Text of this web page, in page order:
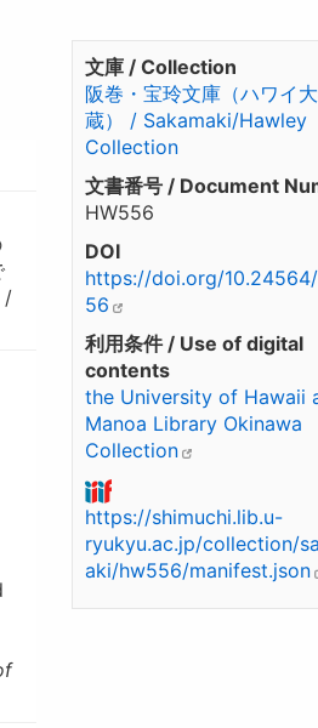
/
文庫 / Collection
阪巻・宝玲文庫（ハワイ
蔵） / Sakamaki/Hawley
Collection
文書番号 / Document
HW556
DOI
https://doi.org/
56
利用条件 / Use of digital
contents
the University of Hawaii
Manoa Library Okinawa
Collection
https://shimuchi.lib.u-
ryukyu.ac.jp/collection/
aki/hw556/manifest.json